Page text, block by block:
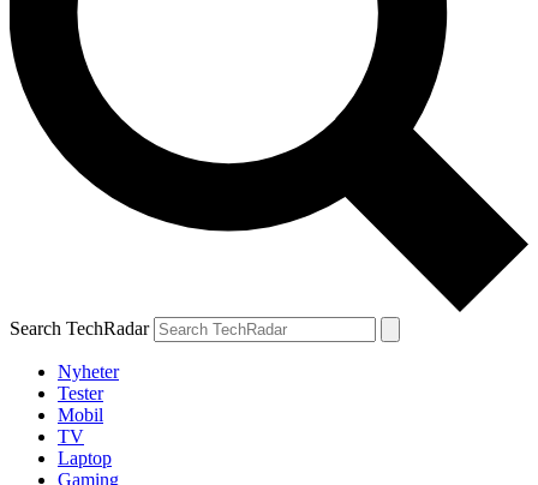
Search TechRadar
Nyheter
Tester
Mobil
TV
Laptop
Gaming